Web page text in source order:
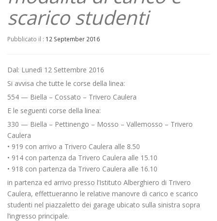
scarico studenti
Pubblicato il : 12 September 2016
Dal: Lunedì 12 Settembre 2016
Si avvisa che tutte le corse della linea:
554 — Biella – Cossato – Trivero Caulera
E le seguenti corse della linea:
330 — Biella – Pettinengo – Mosso – Vallemosso – Trivero
Caulera
• 919 con arrivo a Trivero Caulera alle 8.50
• 914 con partenza da Trivero Caulera alle 15.10
• 918 con partenza da Trivero Caulera alle 16.10
in partenza ed arrivo presso l’Istituto Alberghiero di Trivero
Caulera, effettueranno le relative manovre di carico e scarico
studenti nel piazzaletto dei garage ubicato sulla sinistra sopra
l’ingresso principale.